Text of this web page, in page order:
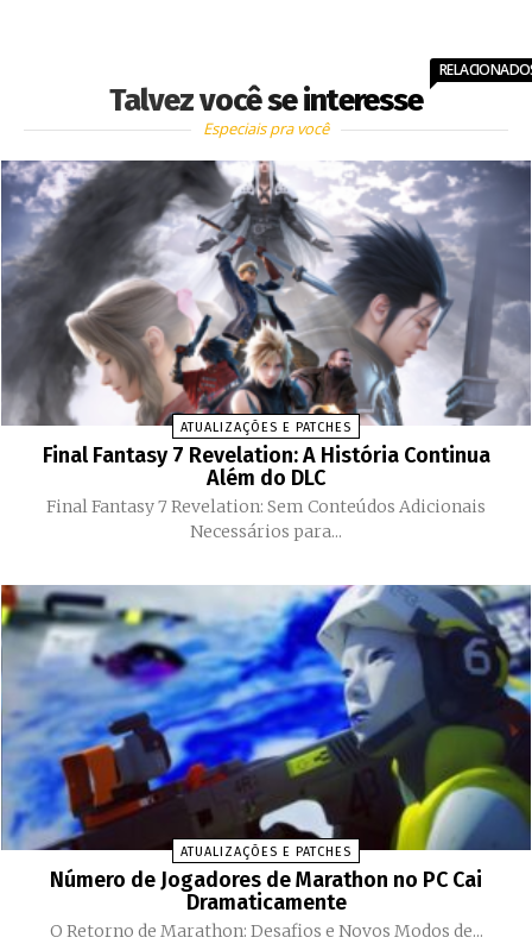
Talvez você se interesse
Especiais pra você
ATUALIZAÇÕES E PATCHES
Final Fantasy 7 Revelation: A História Continua
Além do DLC
Final Fantasy 7 Revelation: Sem Conteúdos Adicionais
Necessários para...
ATUALIZAÇÕES E PATCHES
Número de Jogadores de Marathon no PC Cai
Dramaticamente
O Retorno de Marathon: Desafios e Novos Modos de...